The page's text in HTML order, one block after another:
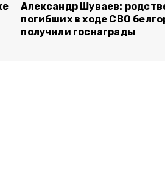
Александр Шуваев:
погибших в ходе СВО
получили госнаграды